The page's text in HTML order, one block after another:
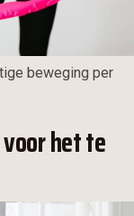
beweging per
het te